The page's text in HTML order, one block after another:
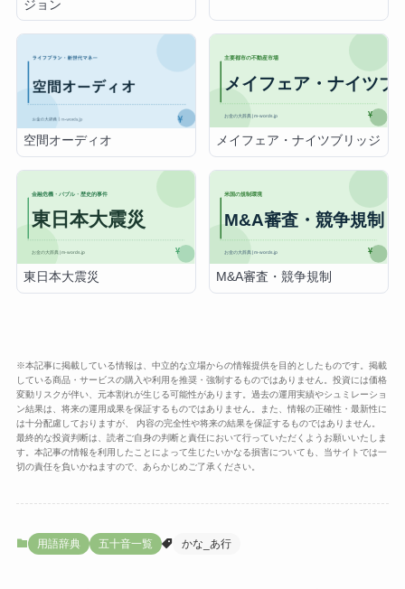
ジョン
空間オーディオ メイフェア・ナイツブリッジ
東日本大震災 M&A審査・競争規制
※本記事に掲載している情報は、中立的な立場からの情報提供を目的としたものです。掲載
している商品・サービスの購入や利用を推奨・強制するものではありません。投資には価格
変動リスクが伴い、元本割れが生じる可能性があります。過去の運用実績やシュミレーショ
ン結果は、将来の運用成果を保証するものではありません。また、情報の正確性・最新性に
は十分配慮しておりますが、 内容の完全性や将来の結果を保証するものではありません。
最終的な投資判断は、読者ご自身の判断と責任において行っていただくようお願いいたしま
す。本記事の情報を利用したことによって生じたいかなる損害についても、当サイトでは一
切の責任を負いかねますので、あらかじめご了承ください。
用語辞典 五十音一覧 かな_あ行